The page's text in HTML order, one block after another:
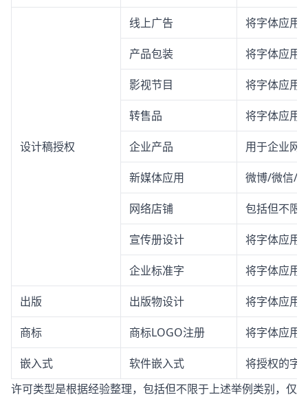
设计稿授权
线上广告 将字体应用
产品包装 将字体应用
影视节目 将字体应用
转售品 将字体应用
企业产品 用于企业网
新媒体应用 微博/微信/
网络店铺 包括但不限
宣传册设计 将字体应用
企业标准字 将字体应用
出版 出版物设计 将字体应用
商标 商标LOGO注册 将字体应用
嵌入式 软件嵌入式
将授权的字
许可类型是根据经验整理，包括但不限于上述举例类别，仅